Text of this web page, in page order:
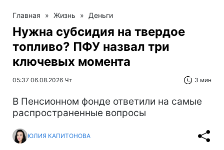
Главная » Жизнь » Деньги
Нужна субсидия на твердое
топливо? ПФУ назвал три
ключевых момента
05:37 06.08.2026 Чт 3 мин
В Пенсионном фонде ответили на самые
распространенные вопросы
ЮЛИЯ КАПИТОНОВА